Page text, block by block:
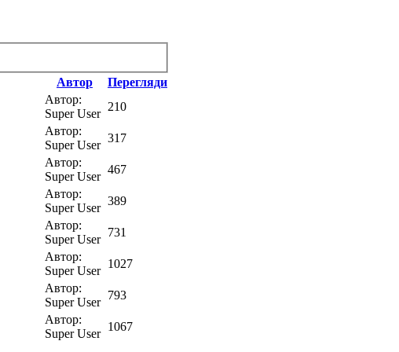
Автор
Перегляди
Автор:
Super User
210
Автор:
Super User
317
Автор:
Super User
467
Автор:
Super User
389
Автор:
Super User
731
Автор:
Super User
1027
Автор:
Super User
793
Автор:
Super User
1067